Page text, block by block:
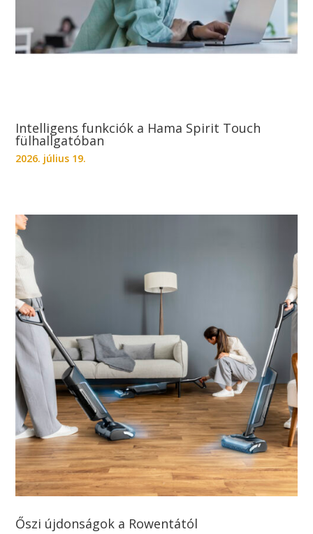
Intelligens funkciók a Hama Spirit Touch
fülhallgatóban
2026. július 19.
Őszi újdonságok a Rowentától